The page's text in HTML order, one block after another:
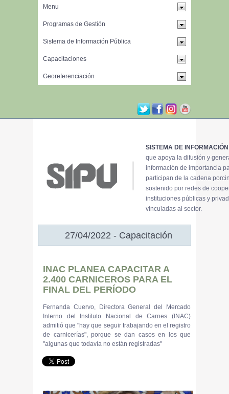
SISTEMA DE
que apoya la difusión y
información de importancia
participan de la cadena
sostenido por redes de
instituciones públicas y
vinculadas al sector.
27/04/2022 - Capacitación
INAC PLANEA CAPACITAR A
2.400 CARNICEROS PARA EL
FINAL DEL PERÍODO
Fernanda Cuervo, Directora General del Mercado
Interno del Instituto Nacional de Carnes (INAC)
admitió que "hay que seguir trabajando en el registro
de carnicerías", porque se dan casos en los que
"algunas que todavía no están registradas"